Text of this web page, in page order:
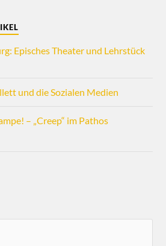
Episches Theater und Lehrstück
und die Sozialen Medien
– „Creep“ im Pathos